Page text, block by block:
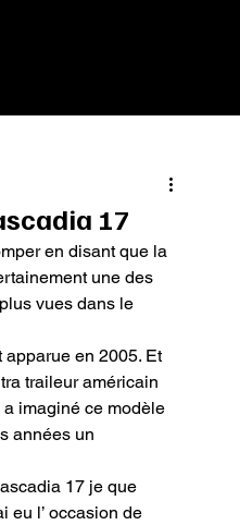
17
en disant que la
une des
vues dans le
apparue en 2005. Et
traileur américain
imaginé ce modèle
années un
17 je que
eu l’ occasion de